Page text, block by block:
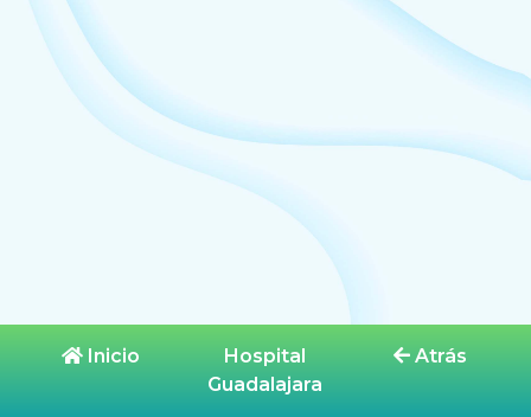
Inicio
Hospital
Guadalajara
Atrás